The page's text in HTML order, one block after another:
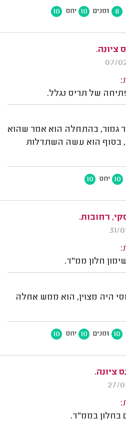
8 זמנים 10 יחס 10
ציונה.
פתיחה של תריס נגלל.
גמור, בהתחלה הוא אמר שהוא
בסוף הוא עשה השתדלות
10 יחס 10
רחובות.
חלון ממ"ד.
היה מצוין, הוא ממש אחלה
10 זמנים 10 יחס 10
ציונה.
בחלון בממ"ד.